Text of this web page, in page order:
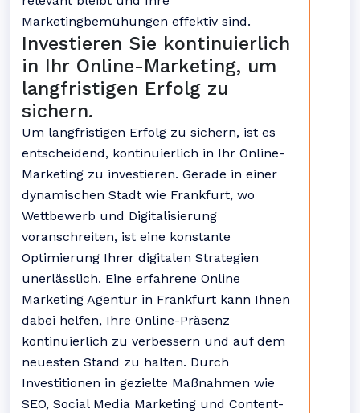
Marketingbemühungen effektiv sind.
Investieren Sie kontinuierlich
in Ihr Online-Marketing, um
langfristigen Erfolg zu
sichern.
Um langfristigen Erfolg zu sichern, ist es
entscheidend, kontinuierlich in Ihr Online-
Marketing zu investieren. Gerade in einer
dynamischen Stadt wie Frankfurt, wo
Wettbewerb und Digitalisierung
voranschreiten, ist eine konstante
Optimierung Ihrer digitalen Strategien
unerlässlich. Eine erfahrene Online
Marketing Agentur in Frankfurt kann Ihnen
dabei helfen, Ihre Online-Präsenz
kontinuierlich zu verbessern und auf dem
neuesten Stand zu halten. Durch
Investitionen in gezielte Maßnahmen wie
SEO, Social Media Marketing und Content-